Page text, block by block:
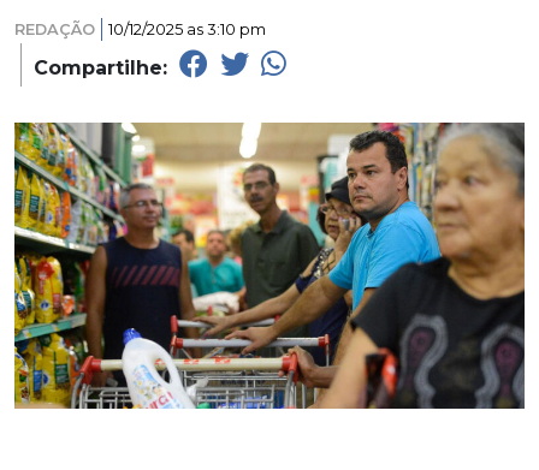
REDAÇÃO 10/12/2025 as 3:10 pm
Compartilhe: